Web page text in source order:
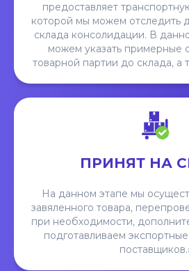
предоставляет
которой мы можем отследить
склада консолидации. В
можем указать примерные
товарной партии до склада, а
ПРИНЯТ НА
На данном этапе мы
завяленного товара,
при необходимости,
подготавливаем